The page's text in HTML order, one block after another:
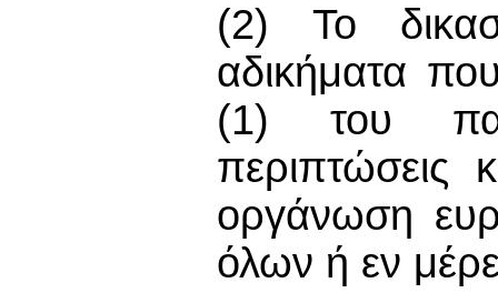
(2) Το
αδικήματα
(1) του
περιπτώσεις
οργάνωση
όλων ή εν